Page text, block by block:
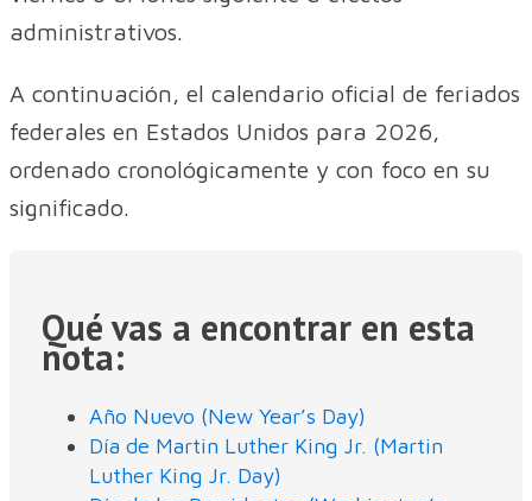
administrativos.
A continuación, el calendario oficial de feriados
federales en Estados Unidos para 2026,
ordenado cronológicamente y con foco en su
significado.
Qué vas a encontrar en esta
nota:
Año Nuevo (New Year’s Day)
Día de Martin Luther King Jr. (Martin
Luther King Jr. Day)